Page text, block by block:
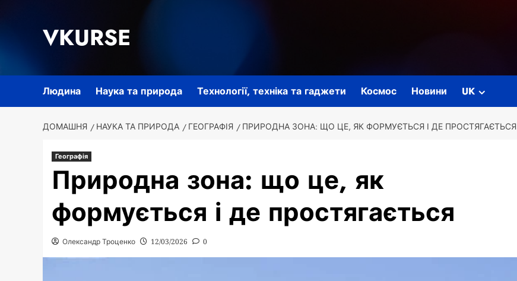
VKURSE
Людина Наука та природа Технології, техніка та гаджети Космос Новини UK
ДОМАШНЯ НАУКА ТА ПРИРОДА ГЕОГРАФІЯ ПРИРОДНА ЗОНА: ЩО ЦЕ, ЯК ФОРМУЄТЬСЯ І ДЕ ПРОСТЯГАЄТЬСЯ
Географія
Природна зона: що це, як
формується і де простягається
Олександр Троценко 12/03/2026 0